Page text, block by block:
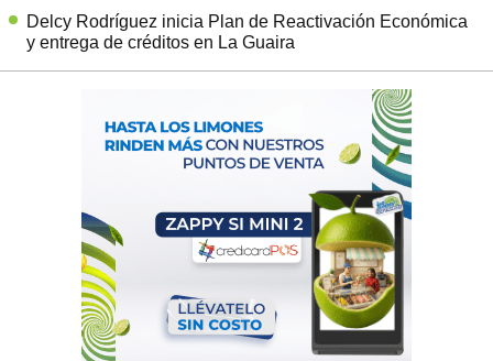
Delcy Rodríguez inicia Plan de Reactivación Económica
y entrega de créditos en La Guaira